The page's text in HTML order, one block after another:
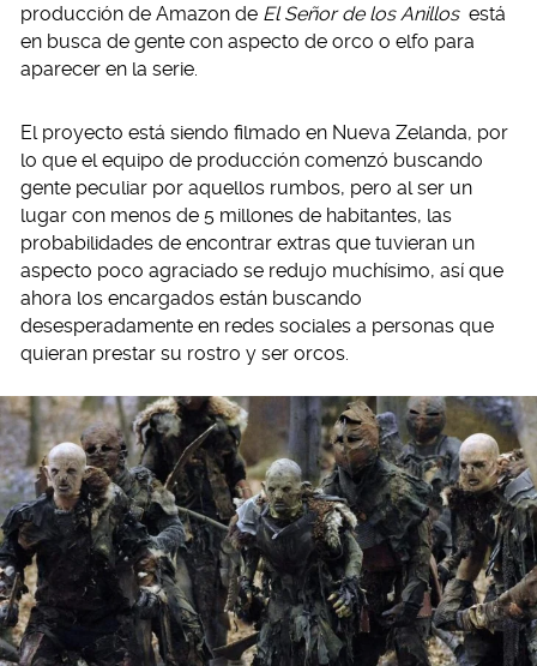
producción de Amazon de El Señor de los Anillos está
en busca de gente con aspecto de orco o elfo para
aparecer en la serie.
El proyecto está siendo filmado en Nueva Zelanda, por
lo que el equipo de producción comenzó buscando
gente peculiar por aquellos rumbos, pero al ser un
lugar con menos de 5 millones de habitantes, las
probabilidades de encontrar extras que tuvieran un
aspecto poco agraciado se redujo muchísimo, así que
ahora los encargados están buscando
desesperadamente en redes sociales a personas que
quieran prestar su rostro y ser orcos.